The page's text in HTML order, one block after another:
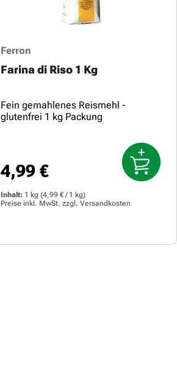
Ferron
Farina di Riso 1 Kg
Fein gemahlenes Reismehl -
glutenfrei 1 kg Packung
Regulärer Preis:
4,99 €
Inhalt: 1 kg (4,99 € / 1 kg)
Preise inkl. MwSt. zzgl. Versandkosten